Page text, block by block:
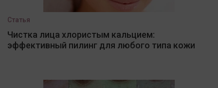
Статья
Чистка лица хлористым кальцием:
эффективный пилинг для любого типа кожи